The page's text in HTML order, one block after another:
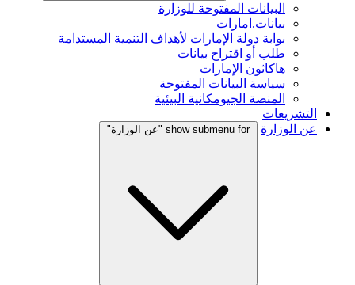
البيانات المفتوحة للوزارة
بيانات.امارات
بوابة دولة الإمارات لأهداف التنمية المستدامة
طلب أو اقتراح بيانات
هاكاثون الإمارات
سياسة البيانات المفتوحة
المنصة الجيومكانية البيئية
التشريعات
عن الوزارة
show submenu for "عن الوزارة"